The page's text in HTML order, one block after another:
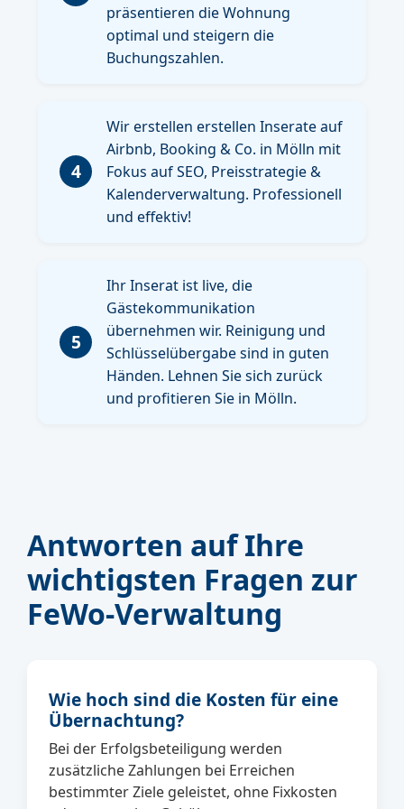
präsentieren die Wohnung
optimal und steigern die
Buchungszahlen.
4
Wir erstellen erstellen Inserate auf
Airbnb, Booking & Co. in Mölln mit
Fokus auf SEO, Preisstrategie &
Kalenderverwaltung. Professionell
und effektiv!
5
Ihr Inserat ist live, die
Gästekommunikation
übernehmen wir. Reinigung und
Schlüsselübergabe sind in guten
Händen. Lehnen Sie sich zurück
und profitieren Sie in Mölln.
Antworten auf Ihre
wichtigsten Fragen zur
FeWo-Verwaltung
Wie hoch sind die Kosten für eine
Übernachtung?
Bei der Erfolgsbeteiligung werden
zusätzliche Zahlungen bei Erreichen
bestimmter Ziele geleistet, ohne Fixkosten